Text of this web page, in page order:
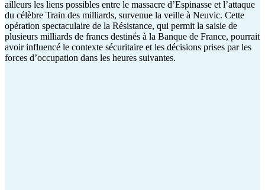
ailleurs les liens possibles entre le massacre d’Espinasse et l’attaque
du célèbre Train des milliards, survenue la veille à Neuvic. Cette
opération spectaculaire de la Résistance, qui permit la saisie de
plusieurs milliards de francs destinés à la Banque de France, pourrait
avoir influencé le contexte sécuritaire et les décisions prises par les
forces d’occupation dans les heures suivantes.